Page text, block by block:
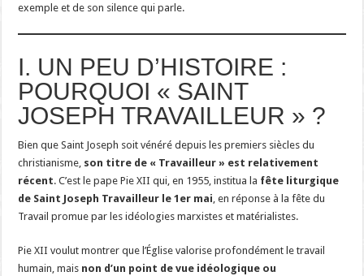
exemple et de son silence qui parle.
I. UN PEU D’HISTOIRE :
POURQUOI « SAINT
JOSEPH TRAVAILLEUR » ?
Bien que Saint Joseph soit vénéré depuis les premiers siècles du
christianisme, son titre de « Travailleur » est relativement
récent. C’est le pape Pie XII qui, en 1955, institua la fête liturgique
de Saint Joseph Travailleur le 1er mai, en réponse à la fête du
Travail promue par les idéologies marxistes et matérialistes.
Pie XII voulut montrer que l’Église valorise profondément le travail
humain, mais non d’un point de vue idéologique ou